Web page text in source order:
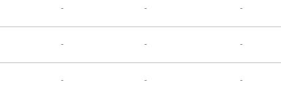
-
-
-
-
-
-
-
-
-